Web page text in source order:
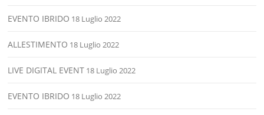
EVENTO IBRIDO 18 Luglio 2022
ALLESTIMENTO 18 Luglio 2022
LIVE DIGITAL EVENT 18 Luglio 2022
EVENTO IBRIDO 18 Luglio 2022